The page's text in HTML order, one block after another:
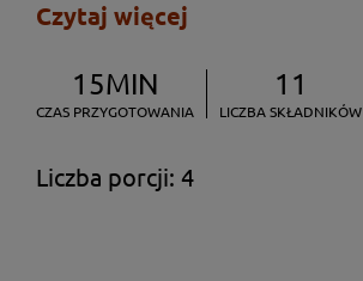
Czytaj więcej
15MIN
CZAS PRZYGOTOWANIA
11
LICZBA SKŁADNIKÓW
Liczba porcji: 4